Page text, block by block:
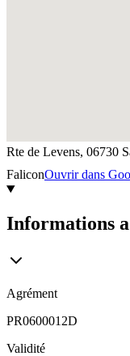
Rte de Levens, 06730
FaliconOuvrir dans
Informations
Agrément
PR0600012D
Validité